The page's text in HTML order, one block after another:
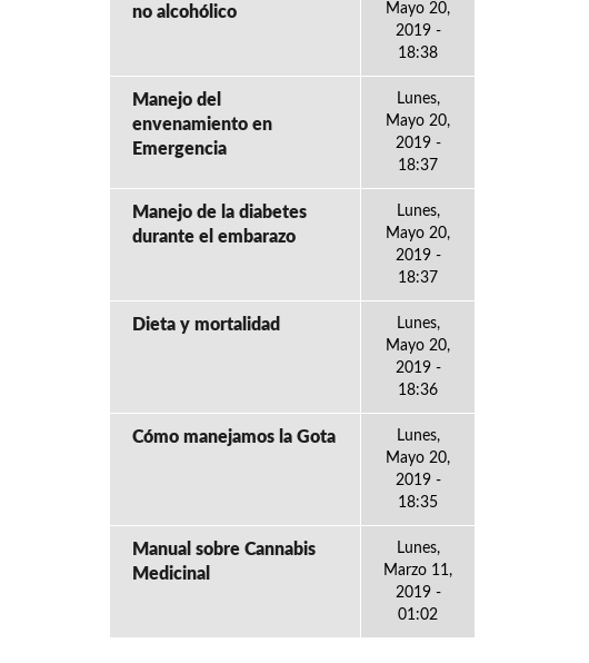
no alcohólico
Mayo 20,
2019 -
18:38
Manejo del
envenamiento en
Emergencia
Lunes,
Mayo 20,
2019 -
18:37
Manejo de la diabetes
durante el embarazo
Lunes,
Mayo 20,
2019 -
18:37
Dieta y mortalidad
Lunes,
Mayo 20,
2019 -
18:36
Cómo manejamos la Gota
Lunes,
Mayo 20,
2019 -
18:35
Manual sobre Cannabis
Medicinal
Lunes,
Marzo 11,
2019 -
01:02